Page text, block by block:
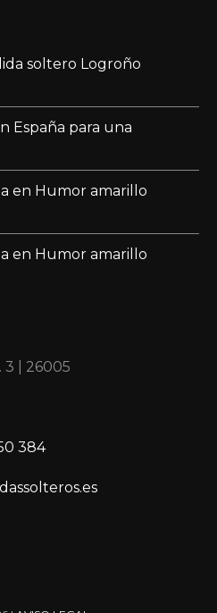
soltero Logroño
España para una
en Humor amarillo
en Humor amarillo
3 | 26005
384